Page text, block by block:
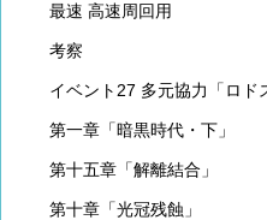
最速 高速周回用
考察
イベント27 多元協力「ロド
第一章「暗黒時代・下」
第十五章「解離結合」
第十章「光冠残蝕」